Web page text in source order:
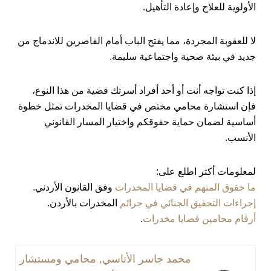
الأولوية للعلاج وإعادة التأهيل.
لا للعقوبة المجردة، مما يفتح الباب أمام القاصرين للاندماج من
جديد في بيئة صحية واجتماعية سليمة.
إذا كنت تواجه أنت أو أحد أفراد أسرتك قضية من هذا النوع،
فإن استشارة محامي مختص في قضايا المخدرات تمثل خطوة
أساسية لضمان حماية حقوقكم واختيار المسار القانوني
الأنسب.
لمعلومات أكثر اطلع على:
ما حقوق المتهم في قضايا المخدرات وفق القانون الأردني.
إجراءات التحقيق الجنائي في جرائم المخدرات بالأردن.
أرقام محامين قضايا مخدرات.
محمد جاسر الأتاسي, محامي ومستشار